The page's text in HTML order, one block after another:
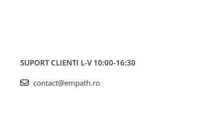
SUPORT CLIENTI L-V 10:00-16:30
contact@empath.ro